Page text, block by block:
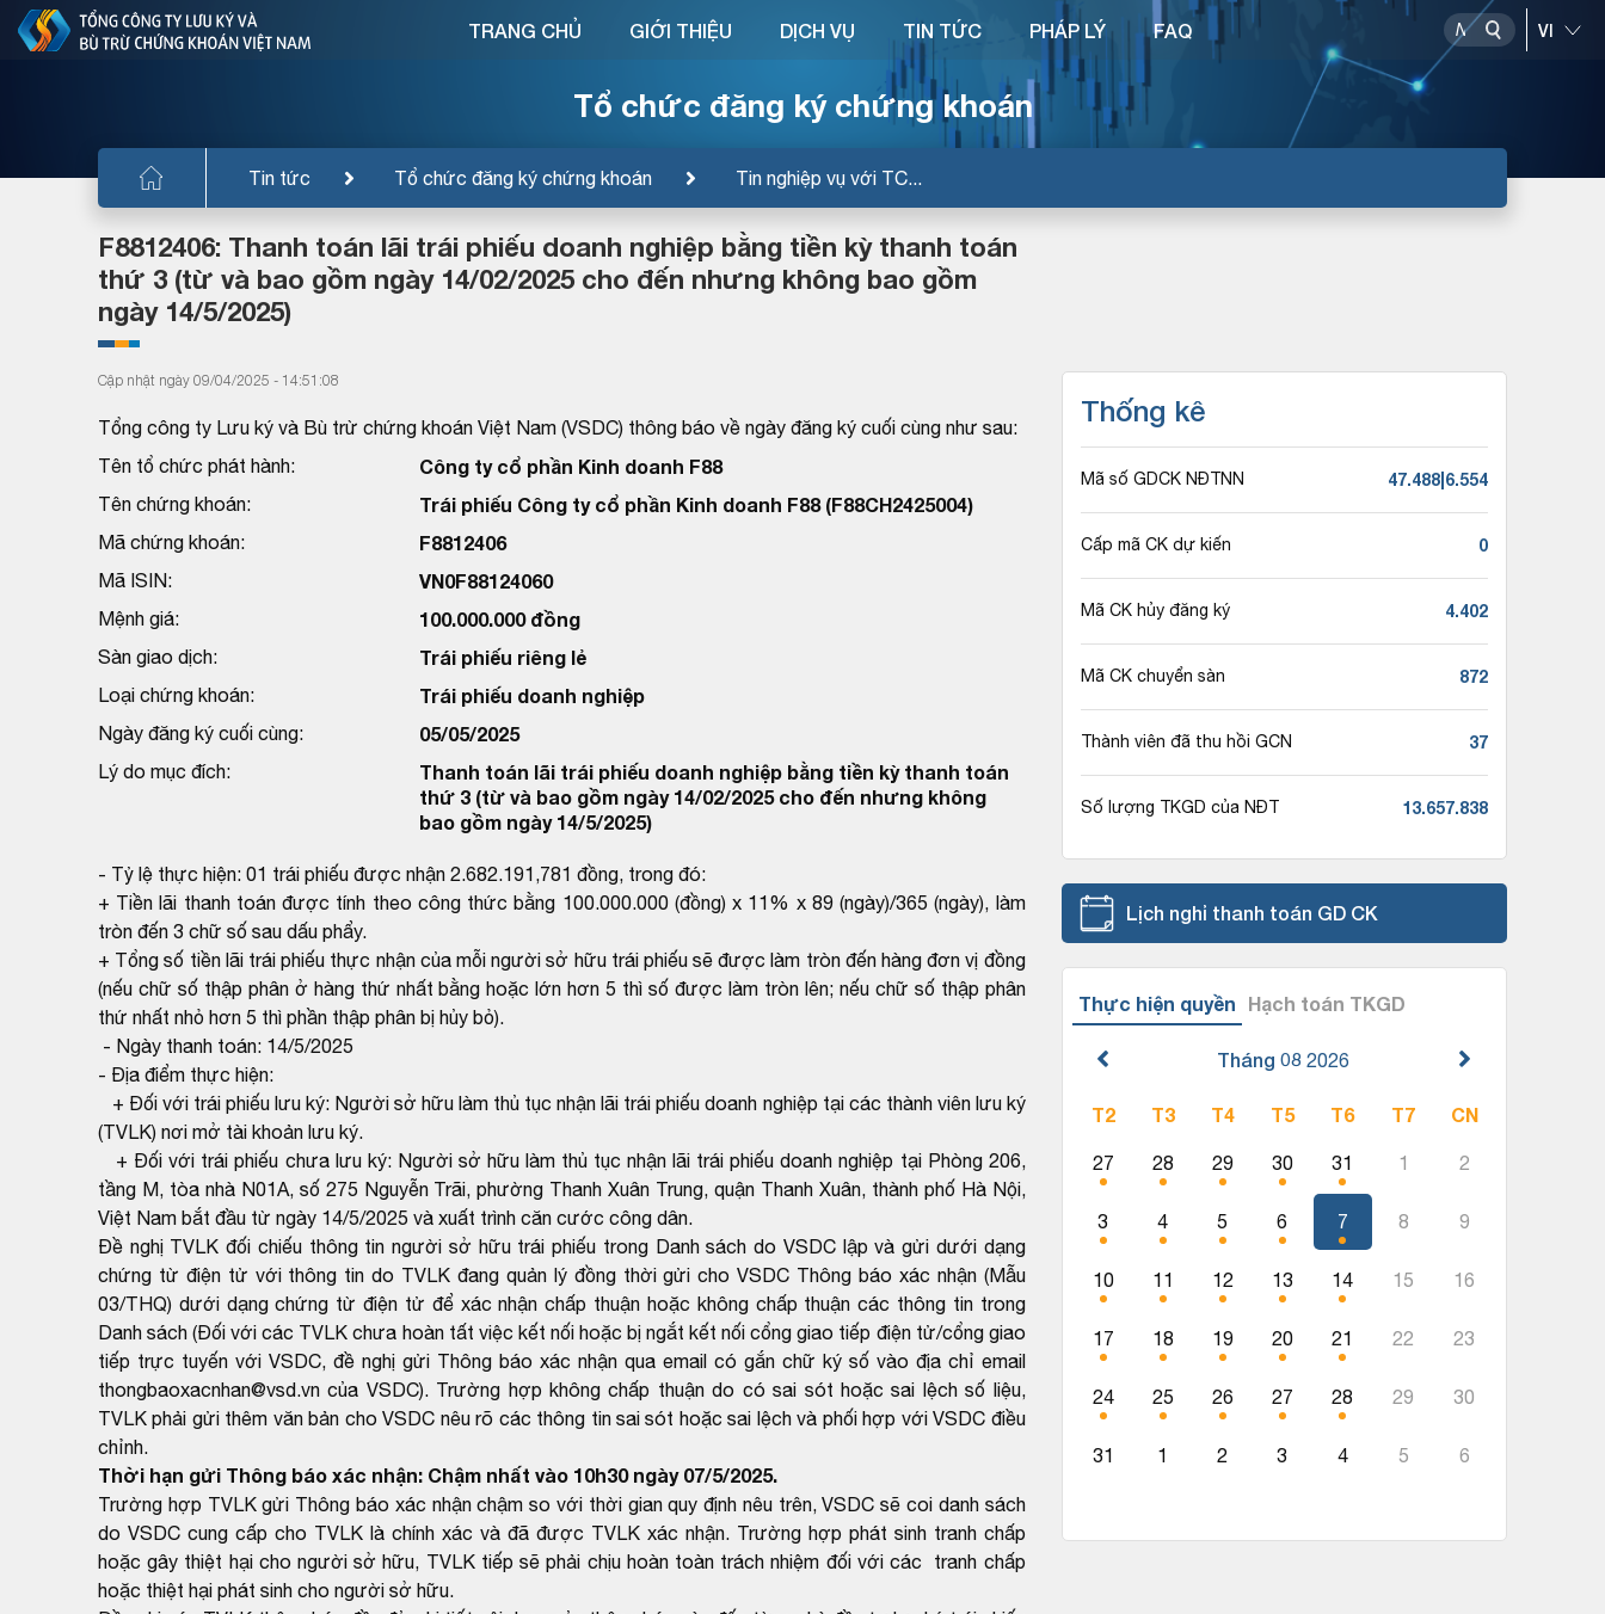
Tổ chức đăng ký chứng khoán
Tin tức Tổ chức đăng ký chứng khoán Tin nghiệp vụ với TC...
TRANG CHỦ GIỚI THIỆU DỊCH VỤ TIN TỨC PHÁP LÝ FAQ
F8812406: Thanh toán lãi trái phiếu doanh nghiệp bằng tiền kỳ thanh toán
thứ 3 (từ và bao gồm ngày 14/02/2025 cho đến nhưng không bao gồm
ngày 14/5/2025)
Cập nhật ngày 09/04/2025 - 14:51:08
Tổng công ty Lưu ký và Bù trừ chứng khoán Việt Nam (VSDC) thông báo về ngày đăng ký cuối cùng như sau:
Tên tổ chức phát hành:
Công ty cổ phần Kinh doanh F88
Tên chứng khoán: Trái phiếu Công ty cổ phần Kinh doanh F88 (F88CH2425004)
Mã chứng khoán: F8812406
Mã ISIN: VN0F88124060
Mệnh giá: 100.000.000 đồng
Sàn giao dịch: Trái phiếu riêng lẻ
Loại chứng khoán: Trái phiếu doanh nghiệp
Ngày đăng ký cuối cùng: 05/05/2025
Lý do mục đích:
Thanh toán lãi trái phiếu doanh nghiệp bằng tiền kỳ thanh toán
thứ 3 (từ và bao gồm ngày 14/02/2025 cho đến nhưng không
bao gồm ngày 14/5/2025)
- Tỷ lệ thực hiện: 01 trái phiếu được nhận 2.682.191,781 đồng, trong đó:
+ Tiền lãi thanh toán được tính theo công thức bằng 100.000.000 (đồng) x 11% x 89 (ngày)/365 (ngày), làm
tròn đến 3 chữ số sau dấu phẩy.
+ Tổng số tiền lãi trái phiếu thực nhận của mỗi người sở hữu trái phiếu sẽ được làm tròn đến hàng đơn vị đồng
(nếu chữ số thập phân ở hàng thứ nhất bằng hoặc lớn hơn 5 thì số được làm tròn lên; nếu chữ số thập phân
thứ nhất nhỏ hơn 5 thì phần thập phân bị hủy bỏ).
- Ngày thanh toán: 14/5/2025
- Địa điểm thực hiện:
+ Đối với trái phiếu lưu ký: Người sở hữu làm thủ tục nhận lãi trái phiếu doanh nghiệp tại các thành viên lưu ký
(TVLK) nơi mở tài khoản lưu ký.
+ Đối với trái phiếu chưa lưu ký: Người sở hữu làm thủ tục nhận lãi trái phiếu doanh nghiệp tại Phòng 206,
tầng M, tòa nhà N01A, số 275 Nguyễn Trãi, phường Thanh Xuân Trung, quận Thanh Xuân, thành phố Hà Nội,
Việt Nam bắt đầu từ ngày 14/5/2025 và xuất trình căn cước công dân.
Đề nghị TVLK đối chiếu thông tin người sở hữu trái phiếu trong Danh sách do VSDC lập và gửi dưới dạng
chứng từ điện tử với thông tin do TVLK đang quản lý đồng thời gửi cho VSDC Thông báo xác nhận (Mẫu
03/THQ) dưới dạng chứng từ điện tử để xác nhận chấp thuận hoặc không chấp thuận các thông tin trong
Danh sách (Đối với các TVLK chưa hoàn tất việc kết nối hoặc bị ngắt kết nối cổng giao tiếp điện tử/cổng giao
tiếp trực tuyến với VSDC, đề nghị gửi Thông báo xác nhận qua email có gắn chữ ký số vào địa chỉ email
thongbaoxacnhan@vsd.vn của VSDC). Trường hợp không chấp thuận do có sai sót hoặc sai lệch số liệu,
TVLK phải gửi thêm văn bản cho VSDC nêu rõ các thông tin sai sót hoặc sai lệch và phối hợp với VSDC điều
chỉnh.
Thời hạn gửi Thông báo xác nhận: Chậm nhất vào 10h30 ngày 07/5/2025.
Trường hợp TVLK gửi Thông báo xác nhận chậm so với thời gian quy định nêu trên, VSDC sẽ coi danh sách
do VSDC cung cấp cho TVLK là chính xác và đã được TVLK xác nhận. Trường hợp phát sinh tranh chấp
hoặc gây thiệt hại cho người sở hữu, TVLK tiếp sẽ phải chịu hoàn toàn trách nhiệm đối với các tranh chấp
hoặc thiệt hại phát sinh cho người sở hữu.
Thống kê
Mã số GDCK NĐTNN 47.488|6.554
Cấp mã CK dự kiến 0
Mã CK hủy đăng ký 4.402
Mã CK chuyển sàn 872
Thành viên đã thu hồi GCN 37
Số lượng TKGD của NĐT 13.657.838
Lịch nghỉ thanh toán GD CK
Thực hiện quyền Hạch toán TKGD
Tháng 08 2026
T2 T3 T4 T5 T6 T7 CN
27 28 29 30 31 1 2
3 4 5 6 7 8 9
10 11 12 13 14 15 16
17 18 19 20 21 22 23
24 25 26 27 28 29 30
31 1 2 3 4 5 6